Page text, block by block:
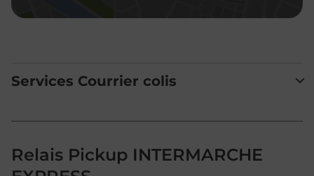
Services Courrier colis
Relais Pickup INTERMARCHE